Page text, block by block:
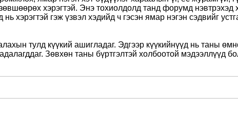
хэрэгтэй. Энэ тохиолдолд танд форумд нэвтрэхэд
хэрэгтэй гэж үзвэл хэдийд ч гэсэн ямар нэгэн сэдвийг
тулд күүкий ашигладаг. Эдгээр күүкийнүүд нь таны
Зөвхөн таны бүртгэлтэй холбоотой мэдээллүүд